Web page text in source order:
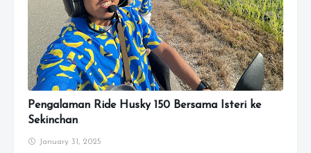
Pengalaman Ride Husky 150 Bersama Isteri ke
Sekinchan
January 31, 2025